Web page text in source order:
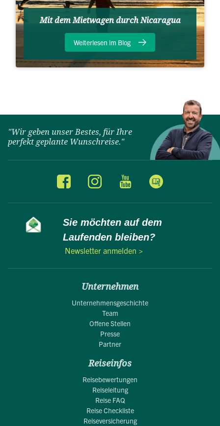
Mit dem Mietwagen durch Nicaragua
Weiterlesen im Blog
"Wir geben unser Bestes, für Ihre
perfekt geplante Wunschreise."
Sie möchten auf dem
Laufenden bleiben?
Newsletter anmelden >
Unternehmen
Unternehmensgeschichte
Team
Offene Stellen
Presse
Partner
Reiseinfos
Reisebewertungen
Reiseleitung
Reise FAQ
Reise Checkliste
Reiseversicherung